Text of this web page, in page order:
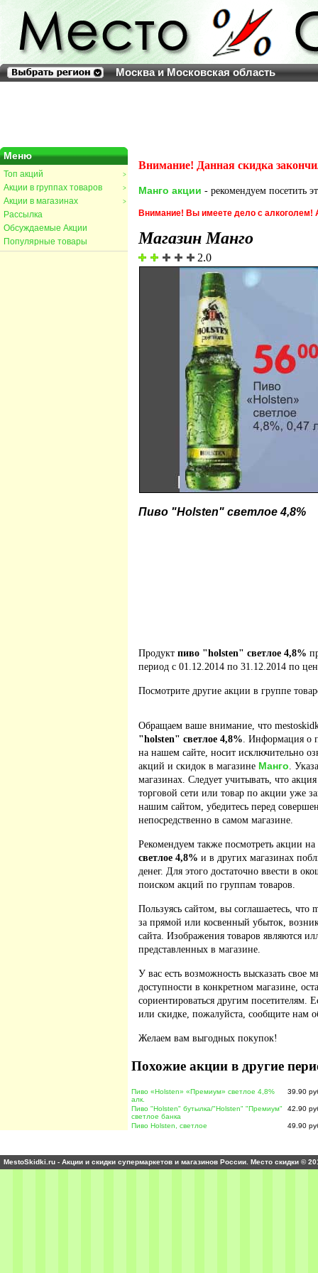
Москва и Московская область
Меню
>
Топ акций
>
Акции в группах товаров
>
Акции в магазинах
Рассылка
Обсуждаемые Акции
Популярные товары
Внимание! Данная скидка
Манго акции - рекомендуем посетить
Внимание! Вы имеете дело с алкоголем!
Магазин Манго
2.0
Пиво "Holsten" светлое 4,8%
Продукт пиво "holsten" светлое 4,8%
период с 01.12.2014 по 31.12.2014 по
Посмотрите другие акции в группе
Обращаем ваше внимание, что
"holsten" светлое 4,8%. Информация о
на нашем сайте, носит исключительно
акций и скидок в магазине Манго.
магазинах. Следует учитывать, что
торговой сети или товар по акции уже
нашим сайтом, убедитесь перед
непосредственно в самом магазине.
Рекомендуем также посмотреть акции
светлое 4,8% и в других магазинах
денег. Для этого достаточно ввести в
поиском акций по группам товаров.
Пользуясь сайтом, вы соглашаетесь, что
за прямой или косвенный убыток,
сайта. Изображения товаров являются
представленных в магазине.
У вас есть возможность высказать свое
доступности в конкретном магазине,
сориентироваться другим
или скидке, пожалуйста, сообщите нам
Желаем вам выгодных покупок!
Похожие акции в другие
Пиво «Holsten» «Премиум» светлое 4,8%
алк.
39.90
Пиво "Holsten" бутылка/"Holsten" "Премиум"
светлое банка
42.90
Пиво Holsten, светлое 49.90
MestoSkidki.ru - Акции и скидки супермаркетов и магазинов России. Место скидки ©